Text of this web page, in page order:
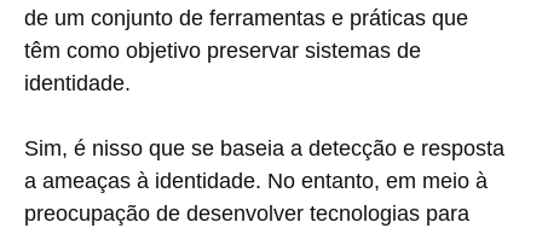
de um conjunto de ferramentas e práticas que
têm como objetivo preservar sistemas de
identidade.
Sim, é nisso que se baseia a detecção e resposta
a ameaças à identidade. No entanto, em meio à
preocupação de desenvolver tecnologias para